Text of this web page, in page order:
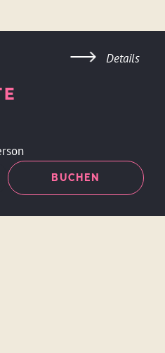
BUCHEN
Details